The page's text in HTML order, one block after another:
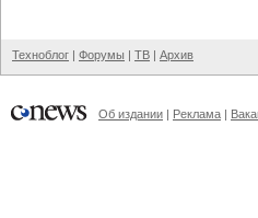
Техноблог | Форумы | ТВ | Архив
Об издании | Реклама |